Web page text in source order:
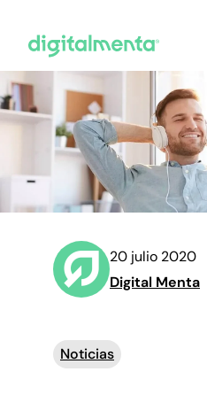
20 julio 2020
Digital Menta
Noticias